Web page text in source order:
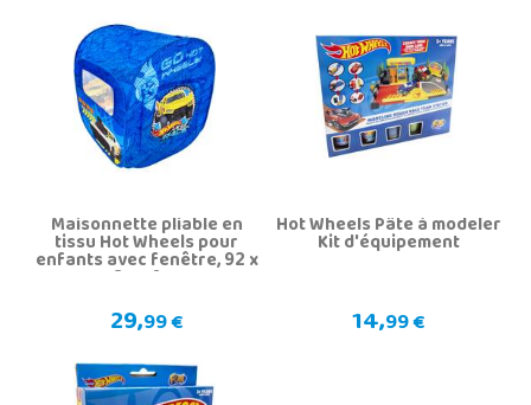
Maisonnette pliable en
tissu Hot Wheels pour
enfants avec fenêtre, 92 x
73 x 70 cm
29,99 €
Hot Wheels Pâte à modeler
Kit d'équipement
14,99 €